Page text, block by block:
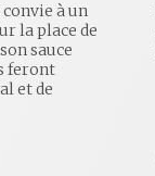
convie à un
la place de
sauce
feront
et de